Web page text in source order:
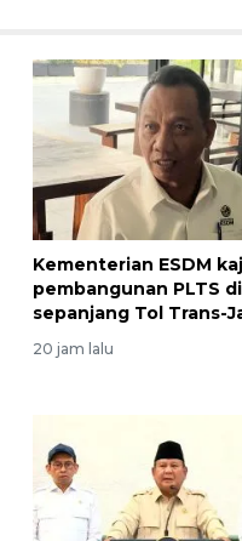
Kementerian ESDM
pembangunan PLTS di
sepanjang Tol Trans-
20 jam lalu